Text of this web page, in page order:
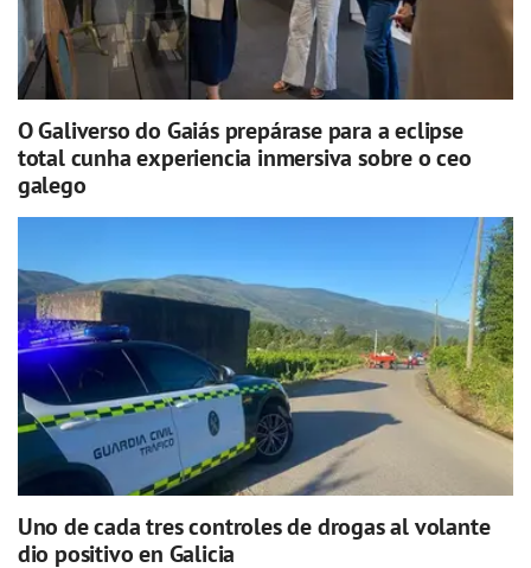
O Galiverso do Gaiás prepárase para a eclipse
total cunha experiencia inmersiva sobre o ceo
galego
Uno de cada tres controles de drogas al volante
dio positivo en Galicia